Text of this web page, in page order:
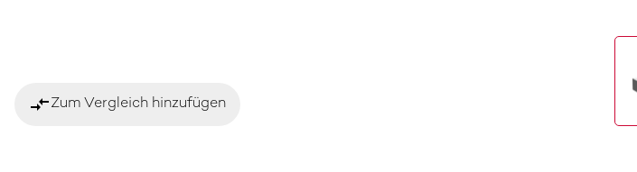
compare_arrowsZum Vergleich hinzufügen